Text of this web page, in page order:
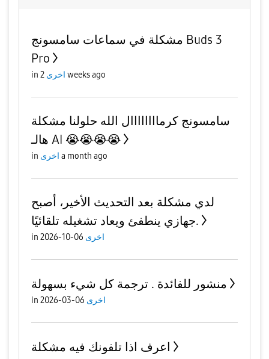
مشكلة في سماعات سامسونج Buds 3
Pro
in اخرى 2 weeks ago
سامسونج كرماااااااال الله حلولنا مشكلة
هالـ AI 😭😭😭😭
in اخرى a month ago
لدي مشكلة بعد التحديث الأخير، أصبح
جهازي ينطفئ ويعاد تشغيله تلقائيًا.
in اخرى 06-10-2026
منشور للفائدة . ترجمة كل شيء بسهولة
in اخرى 06-03-2026
اعرف اذا تلفونك فيه مشكلة